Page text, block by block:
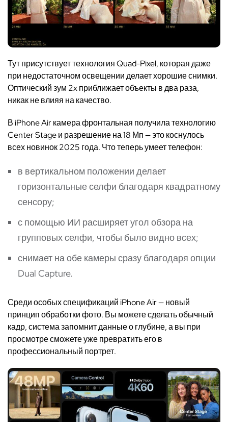
Тут присутствует технология Quad-Pixel, которая даже
при недостаточном освещении делает хорошие снимки.
Оптический зум 2x приближает объекты в два раза,
никак не влияя на качество.
В iPhone Air камера фронтальная получила технологию
Center Stage и разрешение на 18 Мп — это коснулось
всех новинок 2025 года. Что теперь умеет телефон:
в вертикальном положении делает
горизонтальные селфи благодаря квадратному
сенсору;
с помощью ИИ расширяет угол обзора на
групповых селфи, чтобы было видно всех;
снимает на обе камеры сразу благодаря опции
Dual Capture.
Среди особых спецификаций iPhone Air — новый
принцип обработки фото. Вы можете сделать обычный
кадр, система запомнит данные о глубине, а вы при
просмотре сможете уже превратить его в
профессиональный портрет.